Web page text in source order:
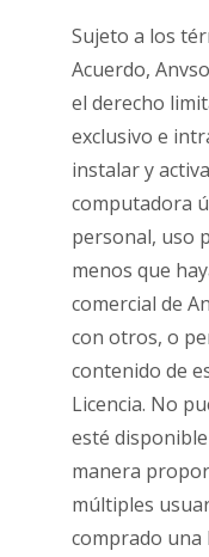
Sujeto a los
Acuerdo,
el derecho
exclusivo e
instalar y
computadora
personal, uso
menos que
comercial de
con otros, o
contenido de
Licencia. No
esté
manera
múltiples
comprado una